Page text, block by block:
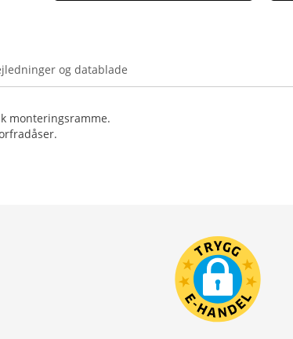
og datablade
monteringsramme.